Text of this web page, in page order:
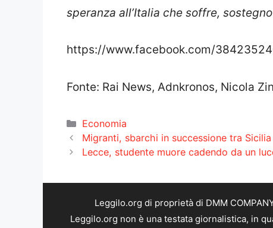
speranza all’Italia che soffre,
https://www.facebook.com/
Fonte: Rai News, Adnkronos, Nicola
Categorie
Economia
Migranti, sbarchi in successione tra
Lecce, studente muore cadendo da un
Leggilo.org di proprietà di DMM
Leggilo.org non è una testata giornalistica, in